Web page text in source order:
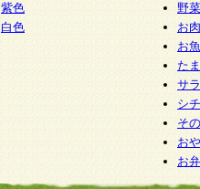
紫色
白色
野
お
お
た
サ
シ
そ
お
お